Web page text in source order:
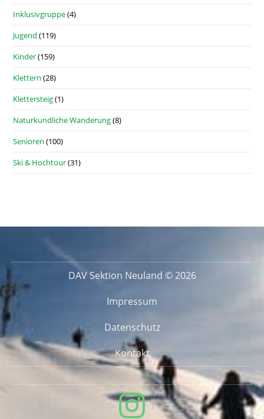
Inklusivgruppe(4)
Jugend (119)
Kinder(159)
Klettern (28)
Klettersteig(1)
Naturkundliche Wanderung(8)
Senioren (100)
Ski & Hochtour(31)
DAV Sektion Neuland © 2026
Impressum
Datenschutz
Kontakt